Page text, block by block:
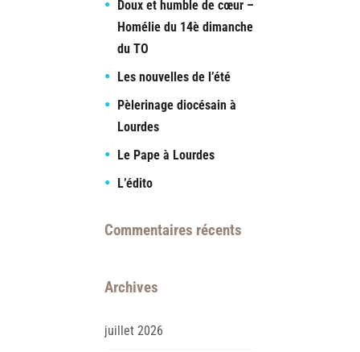
Doux et humble de cœur –
Homélie du 14è dimanche
du TO
Les nouvelles de l’été
Pèlerinage diocésain à
Lourdes
Le Pape à Lourdes
L’édito
Commentaires récents
Archives
juillet 2026